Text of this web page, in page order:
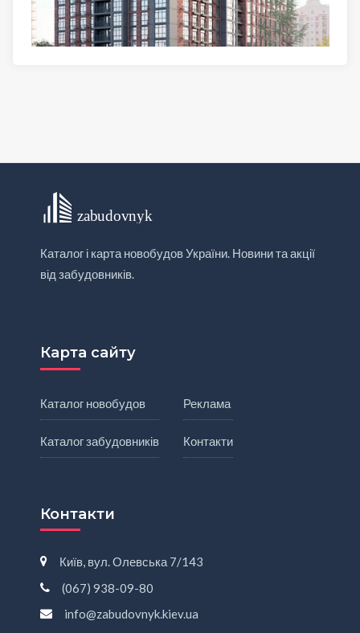
Каталог і карта новобудов України. Новини та акції
від забудовників.
Карта сайту
Каталог новобудов
Каталог забудовників
Реклама
Контакти
Контакти
Київ, вул. Олевська 7/143
(067) 938-09-80
info@zabudovnyk.kiev.ua